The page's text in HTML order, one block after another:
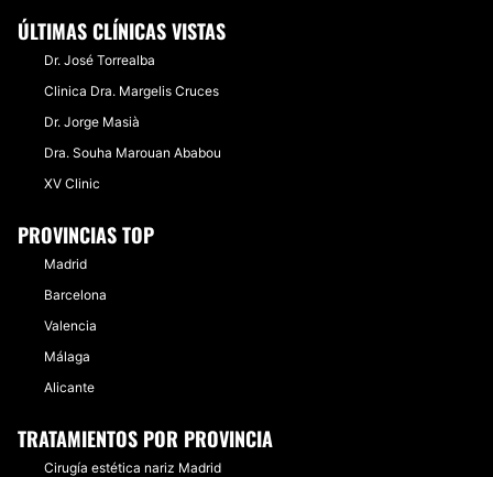
ÚLTIMAS CLÍNICAS VISTAS
Dr. José Torrealba
Clinica Dra. Margelis Cruces
Dr. Jorge Masià
Dra. Souha Marouan Ababou
XV Clinic
PROVINCIAS TOP
Madrid
Barcelona
Valencia
Málaga
Alicante
TRATAMIENTOS POR PROVINCIA
Cirugía estética nariz Madrid